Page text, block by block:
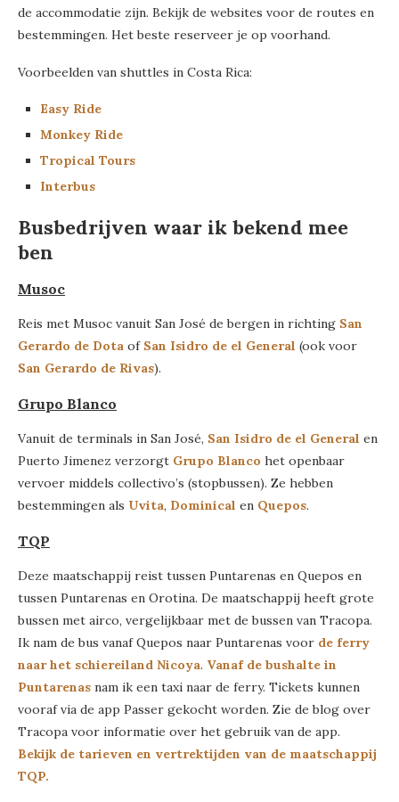
de accommodatie zijn. Bekijk de websites voor de routes en
bestemmingen. Het beste reserveer je op voorhand.
Voorbeelden van shuttles in Costa Rica:
Easy Ride
Monkey Ride
Tropical Tours
Interbus
Busbedrijven waar ik bekend mee
ben
Musoc
Reis met Musoc vanuit San José de bergen in richting San
Gerardo de Dota of San Isidro de el General (ook voor
San Gerardo de Rivas).
Grupo Blanco
Vanuit de terminals in San José, San Isidro de el General en
Puerto Jimenez verzorgt Grupo Blanco het openbaar
vervoer middels collectivo’s (stopbussen). Ze hebben
bestemmingen als Uvita, Dominical en Quepos.
TQP
Deze maatschappij reist tussen Puntarenas en Quepos en
tussen Puntarenas en Orotina. De maatschappij heeft grote
bussen met airco, vergelijkbaar met de bussen van Tracopa.
Ik nam de bus vanaf Quepos naar Puntarenas voor de ferry
naar het schiereiland Nicoya. Vanaf de bushalte in
Puntarenas nam ik een taxi naar de ferry. Tickets kunnen
vooraf via de app Passer gekocht worden. Zie de blog over
Tracopa voor informatie over het gebruik van de app.
Bekijk de tarieven en vertrektijden van de maatschappij
TQP.